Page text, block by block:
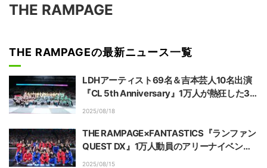
THE RAMPAGE
THE RAMPAGEの最新ニュース一覧
LDHアーティスト69名＆吉本芸人10名出演
『CL 5th Anniversary』1万人が熱狂した3
時間半【イベントレポート】
2025/08/18
THE RAMPAGE×FANTASTICS『ランファン
QUEST DX』1万人動員のアリーナイベント
を開催【レポート】
2025/08/15